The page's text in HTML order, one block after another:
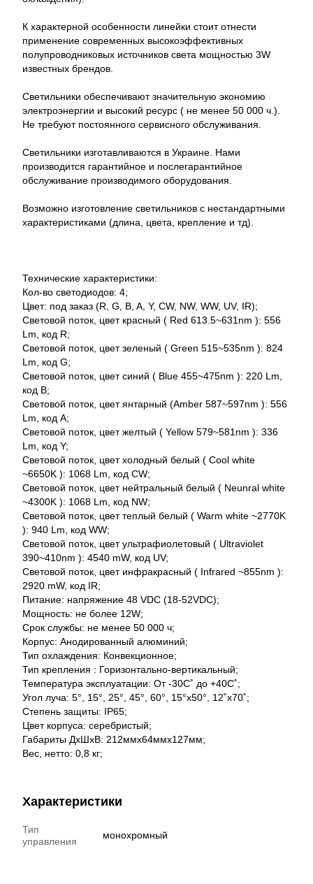
К характерной особенности линейки стоит отнести
применение современных высокоэффективных
полупроводниковых источников света мощностью 3W
известных брендов.
Светильники обеспечивают значительную экономию
электроэнергии и высокий ресурс ( не менее 50 000 ч.).
Не требуют постоянного сервисного обслуживания.
Светильники изготавливаются в Украине. Нами
производится гарантийное и послегарантийное
обслуживание производимого оборудования.
Возможно изготовление светильников с нестандартными
характеристиками (длина, цвета, крепление и тд).
Технические характеристики:
Кол-во светодиодов: 4;
Цвет: под заказ (R, G, B, A, Y, CW, NW, WW, UV, IR);
Световой поток, цвет красный ( Red 613.5~631nm ): 556
Lm, код R;
Световой поток, цвет зеленый ( Green 515~535nm ): 824
Lm, код G;
Световой поток, цвет синий ( Blue 455~475nm ): 220 Lm,
код B;
Световой поток, цвет янтарный (Amber 587~597nm ): 556
Lm, код A;
Световой поток, цвет желтый ( Yellow 579~581nm ): 336
Lm, код Y;
Световой поток, цвет холодный белый ( Cool white
~6650K ): 1068 Lm, код CW;
Световой поток, цвет нейтральный белый ( Neunral white
~4300K ): 1068 Lm, код NW;
Световой поток, цвет теплый белый ( Warm white ~2770K
): 940 Lm, код WW;
Световой поток, цвет ультрафиолетовый ( Ultraviolet
390~410nm ): 4540 mW, код UV;
Световой поток, цвет инфракрасный ( Infrared ~855nm ):
2920 mW, код IR;
Питание: напряжение 48 VDC (18-52VDC);
Мощность: не более 12W;
Срок службы: не менее 50 000 ч;
Корпус: Анодированный алюминий;
Тип охлаждения: Конвекционное;
Тип крепления : Горизонтально-вертикальный;
Температура эксплуатации: От -30С˚ до +40С˚;
Угол луча: 5°, 15°, 25°, 45°, 60°, 15°x50°, 12˚x70˚;
Степень защиты: IP65;
Цвет корпуса: серебристый;
Габариты ДхШхВ: 212ммх64ммх127мм;
Вес, нетто: 0,8 кг;
Характеристики
Тип
управления
монохромный